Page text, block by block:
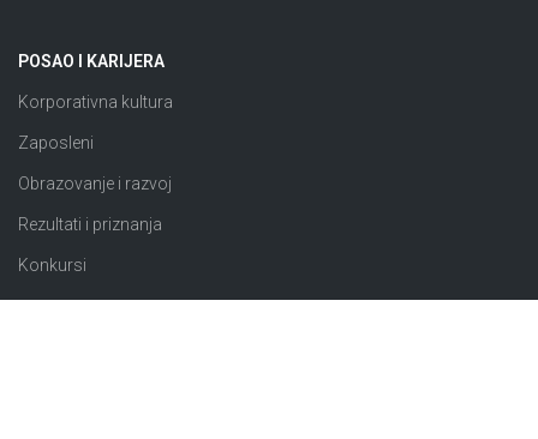
POSAO I KARIJERA
Korporativna kultura
Zaposleni
Obrazovanje i razvoj
Rezultati i priznanja
Konkursi